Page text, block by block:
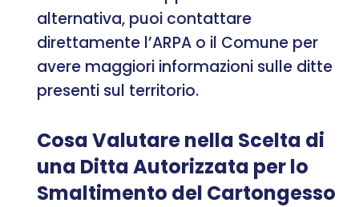
alternativa, puoi contattare
direttamente l’ARPA o il Comune per
avere maggiori informazioni sulle ditte
presenti sul territorio.
Cosa Valutare nella Scelta di
una Ditta Autorizzata per lo
Smaltimento del Cartongesso